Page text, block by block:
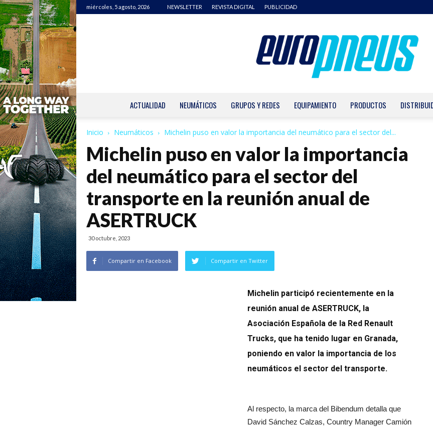
miércoles, 5 agosto, 2026 NEWSLETTER REVISTA DIGITAL PUBLICIDAD
ACTUALIDAD NEUMÁTICOS GRUPOS Y REDES EQUIPAMIENTO PRODUCTOS
Inicio Neumáticos Michelin puso en valor la importancia del neumático para el sector del...
Michelin puso en valor la importancia
del neumático para el sector del
transporte en la reunión anual de
ASERTRUCK
30 octubre, 2023
Compartir en Facebook Compartir en Twitter
Michelin participó recientemente en la
reunión anual de ASERTRUCK, la
Asociación Española de la Red Renault
Trucks, que ha tenido lugar en Granada,
poniendo en valor la importancia de los
neumáticos el sector del transporte.
Al respecto, la marca del Bibendum detalla que
David Sánchez Calzas, Country Manager Camión